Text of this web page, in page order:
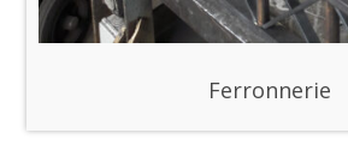
Ferronnerie